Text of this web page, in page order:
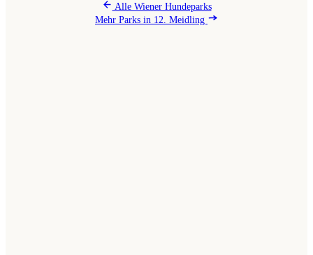
Alle Wiener Hundeparks
Mehr Parks in 12. Meidling